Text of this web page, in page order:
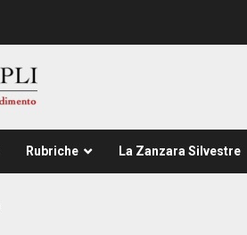
Rubriche La Zanzara Silvestre